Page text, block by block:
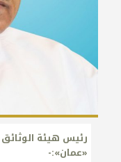
رئيس هيئة
«عمان»:-